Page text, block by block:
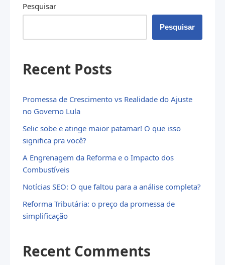
Pesquisar
Pesquisar
Recent Posts
Promessa de Crescimento vs Realidade do Ajuste
no Governo Lula
Selic sobe e atinge maior patamar! O que isso
significa pra você?
A Engrenagem da Reforma e o Impacto dos
Combustíveis
Notícias SEO: O que faltou para a análise completa?
Reforma Tributária: o preço da promessa de
simplificação
Recent Comments